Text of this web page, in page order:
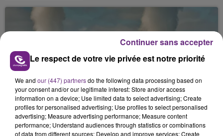
LA CENTRALE NUCLÉAIRE DE CHOOZ
TOUJOURS À L'ARRÊT
Cela fait déjà une semaine que la centrale
Le respect de votre vie privée est notre priorité
We and our (447) partnersdo the following data processing based on
your consent and/or our legitimate interest: Store and/or access
information on a device; Use limited data to select advertising; Create
profiles for personalised advertising; Use profiles to select personalised
advertising; Measure advertising performance; Measure content
performance; Understand audiences through statistics or combinations
of data from different sources; Develop and improve services; Create
Continuer sans accepter